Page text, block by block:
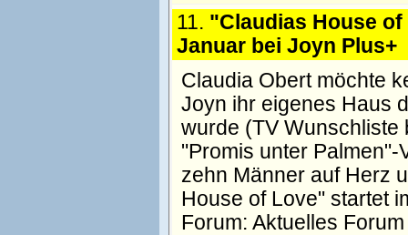
11. "Claudias House
Januar bei Joyn Plus+
Claudia Obert möchte
Joyn ihr eigenes Haus
wurde (TV Wunschliste
"Promis unter
zehn Männer auf Herz
House of Love" startet
Forum: Aktuelles Forum